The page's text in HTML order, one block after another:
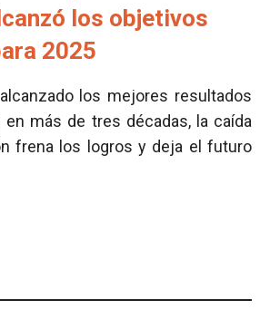
los objetivos
2025
los mejores resultados
en más de tres décadas, la caída
frena los logros y deja el futuro